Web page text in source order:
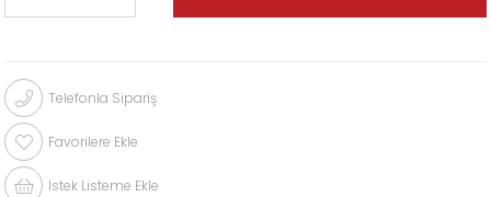
Telefonla Sipariş
Favorilere Ekle
İstek Listeme Ekle